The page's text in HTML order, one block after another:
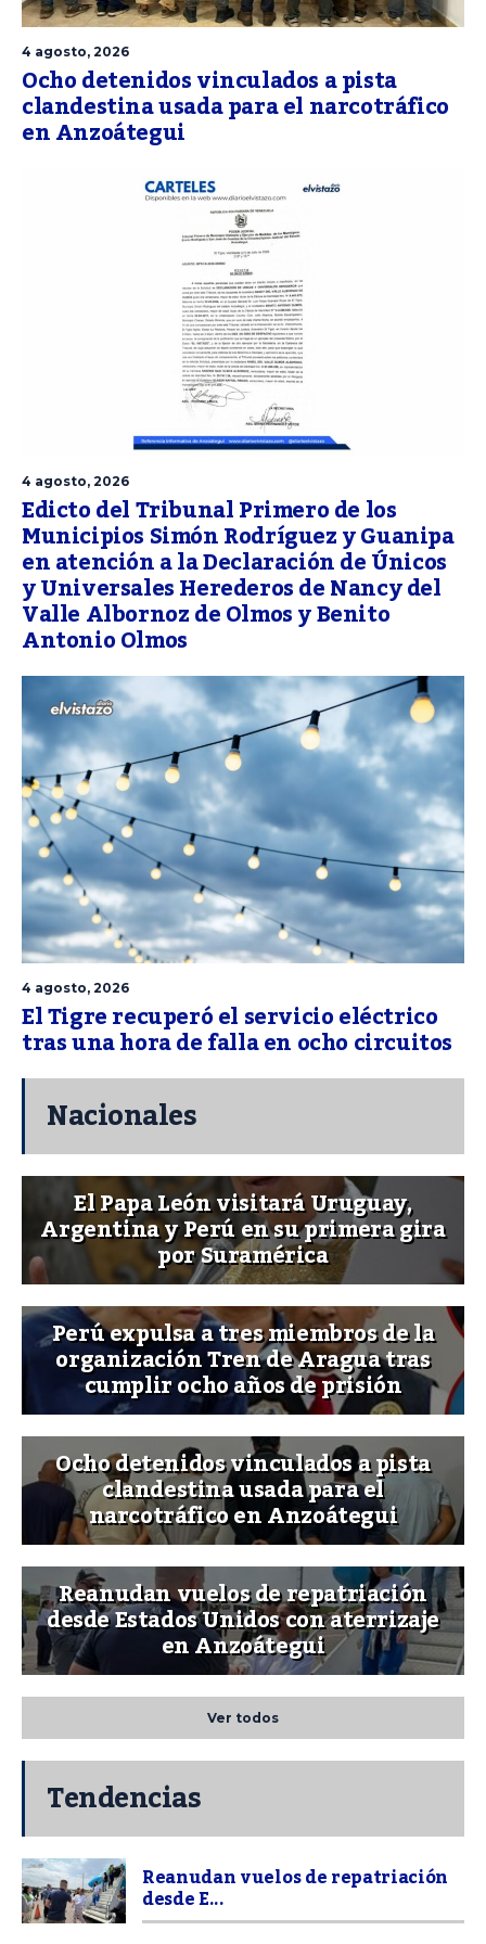
4 agosto, 2026
Ocho detenidos vinculados a pista
clandestina usada para el narcotráfico
en Anzoátegui
4 agosto, 2026
Edicto del Tribunal Primero de los
Municipios Simón Rodríguez y Guanipa
en atención a la Declaración de Únicos
y Universales Herederos de Nancy del
Valle Albornoz de Olmos y Benito
Antonio Olmos
4 agosto, 2026
El Tigre recuperó el servicio eléctrico
tras una hora de falla en ocho circuitos
Nacionales
El Papa León visitará Uruguay,
Argentina y Perú en su primera gira
por Suramérica
Perú expulsa a tres miembros de la
organización Tren de Aragua tras
cumplir ocho años de prisión
Ocho detenidos vinculados a pista
clandestina usada para el
narcotráfico en Anzoátegui
Reanudan vuelos de repatriación
desde Estados Unidos con aterrizaje
en Anzoátegui
Ver todos
Tendencias
Reanudan vuelos de repatriación
desde E...